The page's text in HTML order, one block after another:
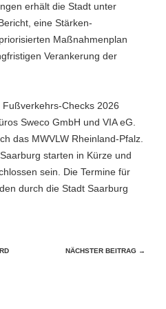
erhält die Stadt unter
eine Stärken-
Maßnahmenplan
Verankerung der
Checks 2026
Sweco GmbH und VIA eG.
das MWVLW Rheinland-Pfalz.
starten in Kürze und
sein. Die Termine für
durch die Stadt Saarburg
NÄCHSTER BEITRAG →